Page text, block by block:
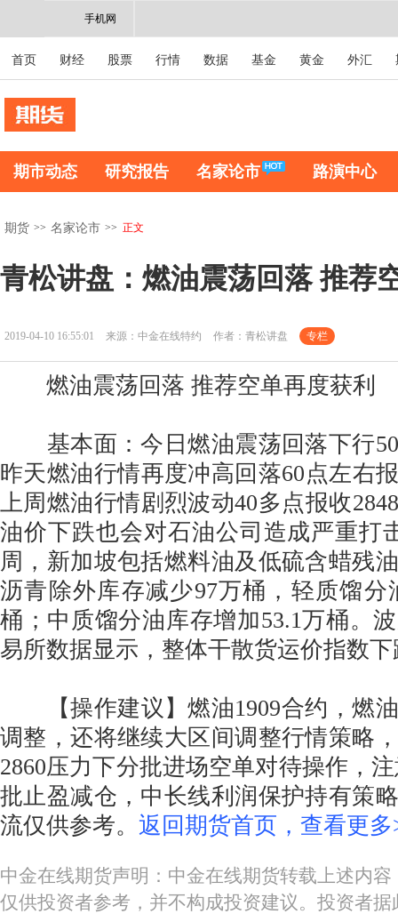
手机网
首页 财经 股票 行情 数据 基金 黄金 外汇
期市动态 研究报告 名家论市 路演中心
期货 >> 名家论市 >> 正文
青松讲盘：燃油震荡回落 推荐
2019-04-10 16:55:01 来源：中金在线特约 作者：青松讲盘 专栏
燃油震荡回落 推荐空单再度获利
基本面：今日燃油震荡回落下行50
昨天燃油行情再度冲高回落60点左右
上周燃油行情剧烈波动40多点报收
油价下跌也会对石油公司造成严重打
周，新加坡包括燃料油及低硫含蜡残
沥青除外库存减少97万桶，轻质馏分
桶；中质馏分油库存增加53.1万桶。
易所数据显示，整体干散货运价指数
【操作建议】燃油1909合约，燃
调整，还将继续大区间调整行情策略
2860压力下分批进场空单对待操作，
批止盈减仓，中长线利润保护持有策
流仅供参考。 返回期货首页，查看更多
中金在线期货声明：中金在线期货转载上述内
仅供投资者参考，并不构成投资建议。投资者